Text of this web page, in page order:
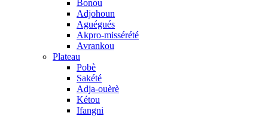
Bonou
Adjohoun
Aguégués
Akpro-missérété
Avrankou
Plateau
Pobè
Sakété
Adja-ouèrè
Kétou
Ifangni